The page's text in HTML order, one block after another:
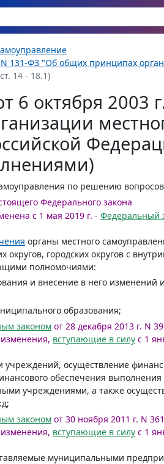
131-ФЗ "Об общих принципах
14 - 18.1)
6 октября 2003
по решению
Федерального закона
с 1 мая 2019 г. - Федеральный
органы местного
городских округов с
полномочиями:
и внесение в него изменений
образования;
законом от 28 декабря 2013 г. N
вступающие в силу с 1
осуществление
обеспечения выполнения
учреждениями, а также
законом от 30 ноября 2011 г. N
вступающие в силу с 1
муниципальными